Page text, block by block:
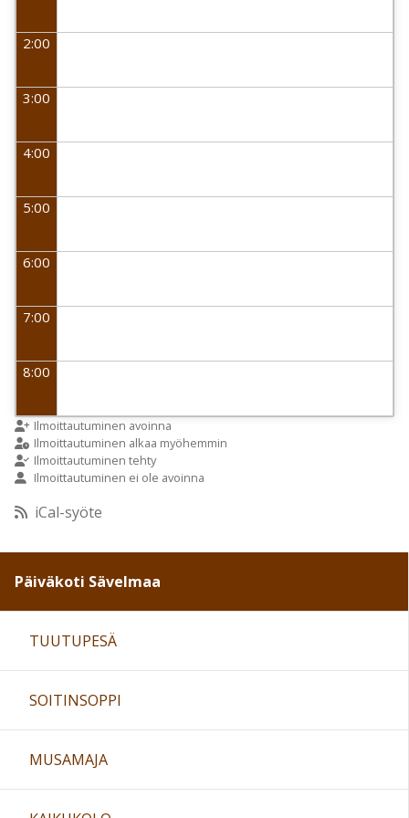
2:00
3:00
4:00
5:00
6:00
7:00
8:00
9:00
10:00
12:00
13:00
14:00
15:00
16:00
Ilmoittautuminen avoinna
Ilmoittautuminen alkaa myöhemmin
Ilmoittautuminen tehty
Ilmoittautuminen ei ole avoinna
iCal-syöte
Päiväkoti Sävelmaa
TUUTUPESÄ
SOITINSOPPI
MUSAMAJA